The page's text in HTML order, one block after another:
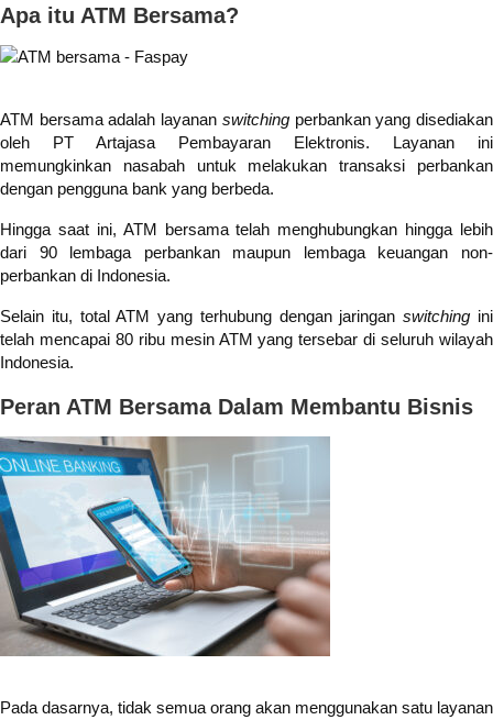
Apa itu ATM Bersama?
ATM bersama adalah layanan switching perbankan yang disediakan
oleh PT Artajasa Pembayaran Elektronis. Layanan ini
memungkinkan nasabah untuk melakukan transaksi perbankan
dengan pengguna bank yang berbeda.
Hingga saat ini, ATM bersama telah menghubungkan hingga lebih
dari 90 lembaga perbankan maupun lembaga keuangan non-
perbankan di Indonesia.
Selain itu, total ATM yang terhubung dengan jaringanswitching ini
telah mencapai 80 ribu mesin ATM yang tersebar di seluruh wilayah
Indonesia.
Peran ATM Bersama Dalam Membantu Bisnis
Pada dasarnya, tidak semua orang akan menggunakan satu layanan